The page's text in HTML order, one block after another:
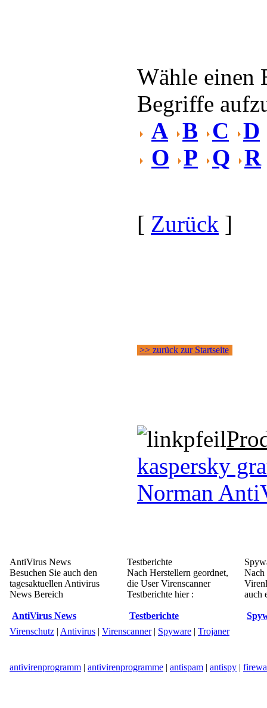
Wähle einen
Begriffe
A B C
D
O P Q R
[ Zurück ]
>> zurück zur Startseite
kaspersky
Norman
AntiVirus News
Besuchen Sie auch den
tagesaktuellen Antivirus
News Bereich
AntiVirus News
Testberichte
Nach Herstellern geordnet,
die User Virenscanner
Testberichte hier :
Testberichte
Nach
auch
Virenschutz | Antivirus | Virenscanner| Spyware | Trojaner
antivirenprogramm | antivirenprogramme | antispam | antispy |